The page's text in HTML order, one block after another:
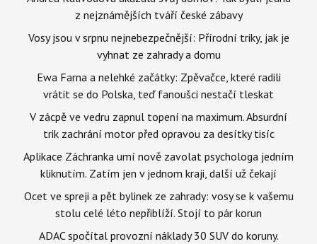
z nejznámějších tváří české zábavy
Vosy jsou v srpnu nejnebezpečnější: Přírodní triky, jak je
vyhnat ze zahrady a domu
Ewa Farna a nelehké začátky: Zpěvačce, které radili
vrátit se do Polska, teď fanoušci nestačí tleskat
V zácpě ve vedru zapnul topení na maximum. Absurdní
trik zachrání motor před opravou za desítky tisíc
Aplikace Záchranka umí nově zavolat psychologa jedním
kliknutím. Zatím jen v jednom kraji, další už čekají
Ocet ve spreji a pět bylinek ze zahrady: vosy se k vašemu
stolu celé léto nepřiblíží. Stojí to pár korun
ADAC spočítal provozní náklady 30 SUV do koruny.